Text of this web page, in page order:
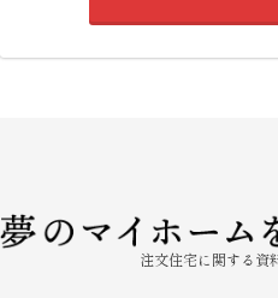
注文住宅に関する資